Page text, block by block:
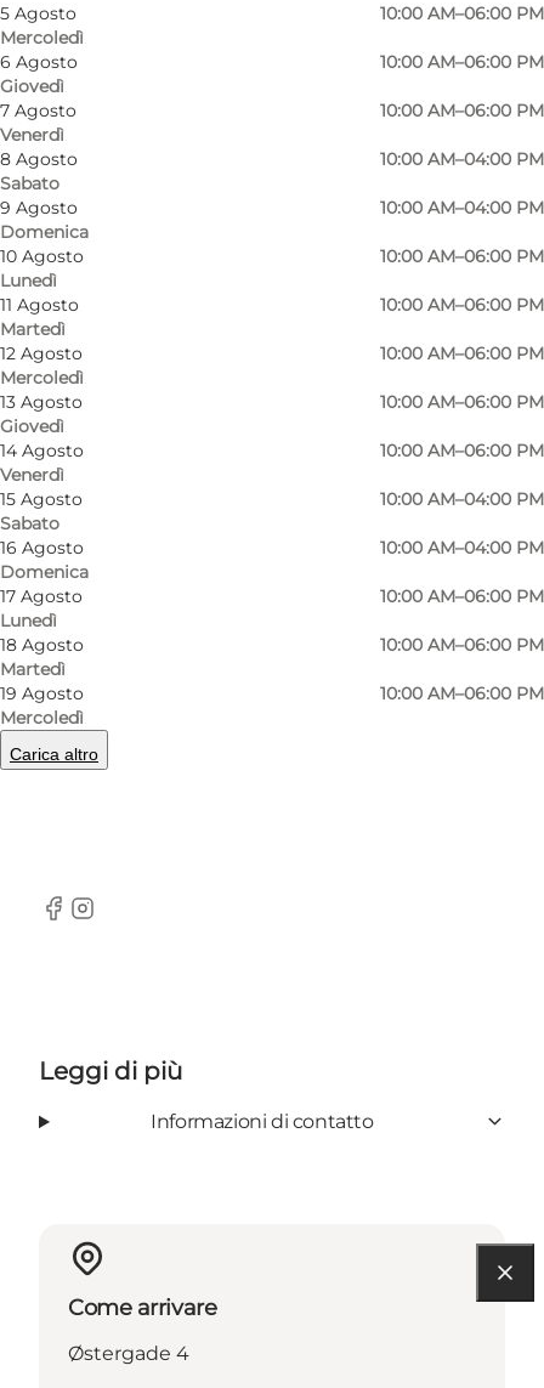
5 Agosto
Mercoledì
10:00 AM–06:00 PM
6 Agosto
Giovedì
10:00 AM–06:00 PM
7 Agosto
Venerdì
10:00 AM–06:00 PM
8 Agosto
Sabato
10:00 AM–04:00 PM
9 Agosto
Domenica
10:00 AM–04:00 PM
10 Agosto
Lunedì
10:00 AM–06:00 PM
11 Agosto
Martedì
10:00 AM–06:00 PM
12 Agosto
Mercoledì
10:00 AM–06:00 PM
13 Agosto
Giovedì
10:00 AM–06:00 PM
14 Agosto
Venerdì
10:00 AM–06:00 PM
15 Agosto
Sabato
10:00 AM–04:00 PM
16 Agosto
Domenica
10:00 AM–04:00 PM
17 Agosto
Lunedì
10:00 AM–06:00 PM
18 Agosto
Martedì
10:00 AM–06:00 PM
19 Agosto
Mercoledì
10:00 AM–06:00 PM
Carica altro
Foto Foto:
Imerco Home is one of our largest shops, which
together with our usual assortment offers a
larger and more changing assortment for the
facebook
instagram
Leggi di più
Informazioni di contatto
Come arrivare
Østergade 4